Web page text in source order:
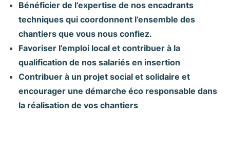
Bénéficier de l’expertise de nos encadrants
techniques qui coordonnent l’ensemble des
chantiers que vous nous confiez.
Favoriser l’emploi local et contribuer à la
qualification de nos salariés en insertion
Contribuer à un projet social et solidaire et
encourager une démarche éco responsable dans
la réalisation de vos chantiers